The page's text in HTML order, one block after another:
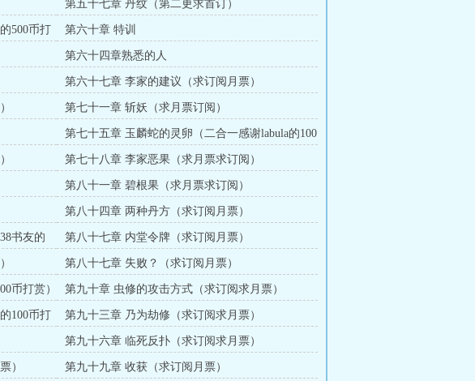
第五十七章 丹纹（第二更求首订）
500币打
第六十章 特训
第六十四章熟悉的人
第六十七章 李家的建议（求订阅月票）
第七十一章 斩妖（求月票订阅）
第七十五章 玉麟蛇的灵卵（二合一感谢labula的100
币打赏）
第七十八章 李家恶果（求月票求订阅）
第八十一章 碧根果（求月票求订阅）
第八十四章 两种丹方（求订阅月票）
书友的
第八十七章 内堂令牌（求订阅月票）
第八十七章 失败？（求订阅月票）
币打赏） 第九十章 虫修的攻击方式（求订阅求月票）
100币打
第九十三章 乃为劫修（求订阅求月票）
第九十六章 临死反扑（求订阅求月票）
） 第九十九章 收获（求订阅月票）